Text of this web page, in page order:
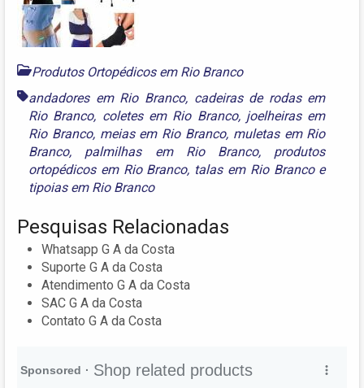
Produtos Ortopédicos em Rio Branco
andadores em Rio Branco, cadeiras de rodas em
Rio Branco, coletes em Rio Branco, joelheiras em
Rio Branco, meias em Rio Branco, muletas em Rio
Branco, palmilhas em Rio Branco, produtos
ortopédicos em Rio Branco, talas em Rio Brancoe
tipoias em Rio Branco
Pesquisas Relacionadas
Whatsapp G A da Costa
Suporte G A da Costa
Atendimento G A da Costa
SAC G A da Costa
Contato G A da Costa